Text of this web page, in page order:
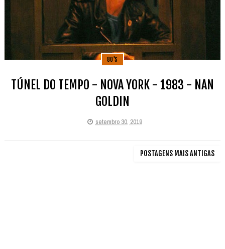
80'S
TÚNEL DO TEMPO - NOVA YORK - 1983 - NAN
GOLDIN
setembro 30, 2019
POSTAGENS MAIS ANTIGAS